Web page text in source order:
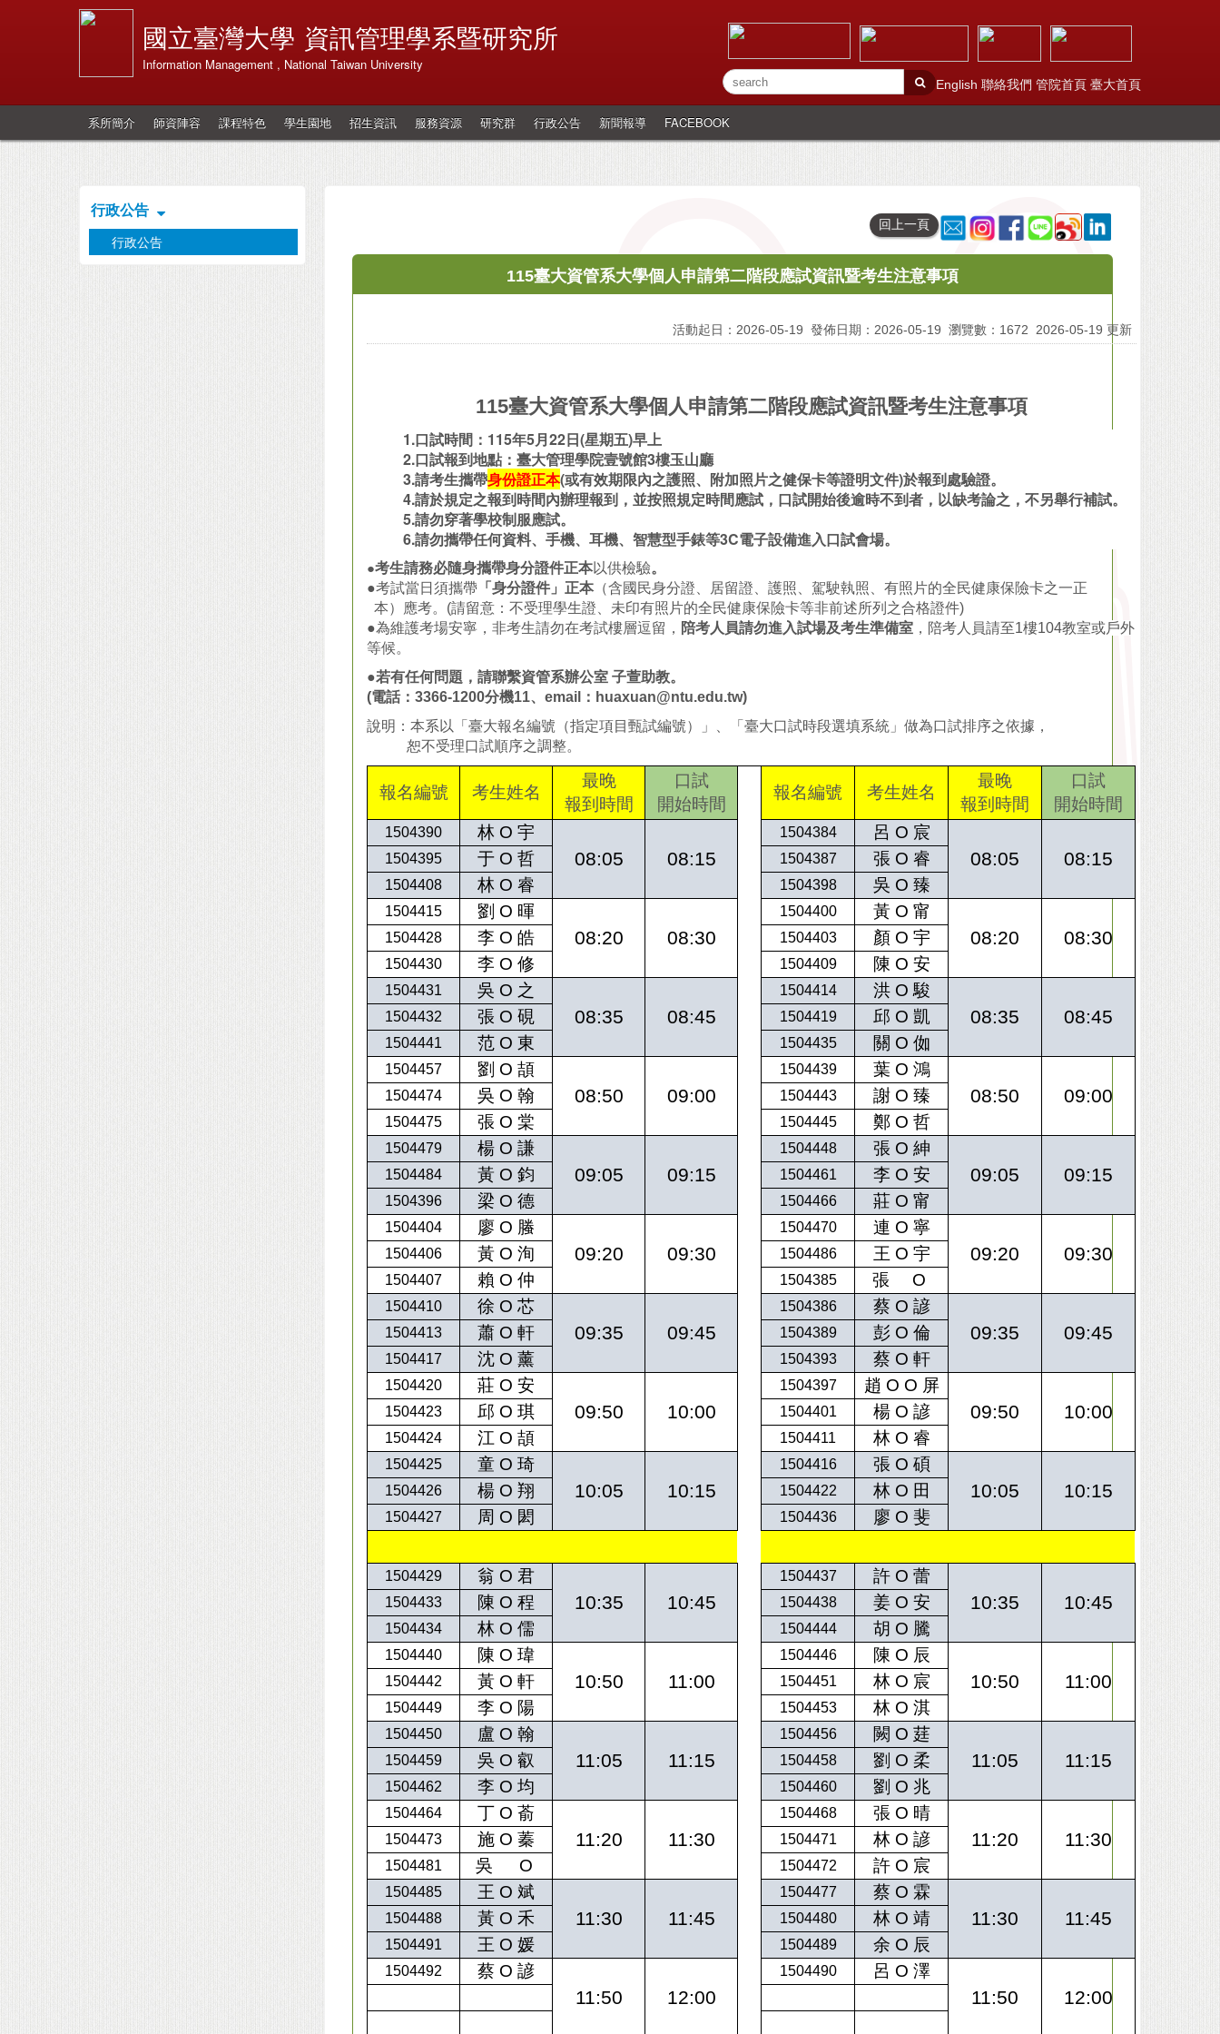
國立臺灣大學 資訊管理學系暨研究所
Information Management , National Taiwan University
English 聯絡我們 管院首頁 臺大首頁
系所簡介 師資陣容 課程特色 學生園地 招生資訊 服務資源 研究群 行政公告 新聞報導 FACEBOOK
行政公告
行政公告
回上一頁
115臺大資管系大學個人申請第二階段應試資訊暨考生注意事項
活動起日：2026-05-19 發佈日期：2026-05-19 瀏覽數：1672 2026-05-19 更新
115臺大資管系大學個人申請第二階段應試資訊暨考生注意事項
1.口試時間：115年5月22日(星期五)早上
2.口試報到地點：臺大管理學院壹號館3樓玉山廳
3.請考生攜帶身份證正本(或有效期限內之護照、附加照片之健保卡等證明文件)於報到處驗證。
4.請於規定之報到時間內辦理報到，並按照規定時間應試，口試開始後逾時不到者，以缺考論之，不另舉行補試。
5.請勿穿著學校制服應試。
6.請勿攜帶任何資料、手機、耳機、智慧型手錶等3C電子設備進入口試會場。
●考生請務必隨身攜帶身分證件正本以供檢驗。
●考試當日須攜帶 「身分證件」正本（含國民身分證、居留證、護照、駕駛執照、有照片的全民健康保險卡之一正
本）應考。(請留意：不受理學生證、未印有照片的全民健康保險卡等非前述所列之合格證件)
●為維護考場安寧，非考生請勿在考試樓層逗留， 陪考人員請勿進入試場及考生準備室 ，陪考人員請至1樓104教室或戶外
等候。
●若有任何問題，請聯繫資管系辦公室 子萱助教。
(電話：3366-1200分機11、email：huaxuan@ntu.edu.tw)
說明：本系以「臺大報名編號（指定項目甄試編號）」、「臺大口試時段選填系統」做為口試排序之依據，
恕不受理口試順序之調整。
報名編號 考生姓名
最晚
報到時間
口試
開始時間
報名編號 考生姓名
最晚
報到時間
口試
開始時間
1504390 林 O 宇
08:05 08:15
1504384 呂 O 宸
08:05 08:15
1504395 于 O 哲 1504387 張 O 睿
1504408 林 O 睿 1504398 吳 O 臻
1504415 劉 O 暉
08:20 08:30
1504400 黃 O 甯
08:20 08:30
1504428 李 O 皓 1504403 顏 O 宇
1504430 李 O 修 1504409 陳 O 安
1504431 吳 O 之
08:35 08:45
1504414 洪 O 駿
08:35 08:45
1504432 張 O 硯 1504419 邱 O 凱
1504441 范 O 東 1504435 關 O 侞
1504457 劉 O 頡
08:50 09:00
1504439 葉 O 鴻
08:50 09:00
1504474 吳 O 翰 1504443 謝 O 臻
1504475 張 O 棠 1504445 鄭 O 哲
1504479 楊 O 謙
09:05 09:15
1504448 張 O 紳
09:05 09:15
1504484 黃 O 鈞 1504461 李 O 安
1504396 梁 O 德 1504466 莊 O 甯
1504404 廖 O 螣
09:20 09:30
1504470 連 O 寧
09:20 09:30
1504406 黃 O 洵 1504486 王 O 宇
1504407 賴 O 仲 1504385 張 O
1504410 徐 O 芯
09:35 09:45
1504386 蔡 O 諺
09:35 09:45
1504413 蕭 O 軒 1504389 彭 O 倫
1504417 沈 O 薰 1504393 蔡 O 軒
1504420 莊 O 安
09:50 10:00
1504397 趙 O O 屏
09:50 10:00
1504423 邱 O 琪 1504401 楊 O 諺
1504424 江 O 頡 1504411 林 O 睿
1504425 童 O 琦
10:05 10:15
1504416 張 O 碩
10:05 10:15
1504426 楊 O 翔 1504422 林 O 田
1504427 周 O 閎 1504436 廖 O 斐
1504429 翁 O 君
10:35 10:45
1504437 許 O 蕾
10:35 10:45
1504433 陳 O 程 1504438 姜 O 安
1504434 林 O 儒 1504444 胡 O 騰
1504440 陳 O 瑋
10:50 11:00
1504446 陳 O 辰
10:50 11:00
1504442 黃 O 軒 1504451 林 O 宸
1504449 李 O 陽 1504453 林 O 淇
1504450 盧 O 翰
11:05 11:15
1504456 闕 O 莛
11:05 11:15
1504459 吳 O 叡 1504458 劉 O 柔
1504462 李 O 均 1504460 劉 O 兆
1504464 丁 O 萮
11:20 11:30
1504468 張 O 晴
11:20 11:30
1504473 施 O 蓁 1504471 林 O 諺
1504481 吳 O 1504472 許 O 宸
1504485 王 O 斌
11:30 11:45
1504477 蔡 O 霖
11:30 11:45
1504488 黃 O 禾 1504480 林 O 靖
1504491 王 O 媛 1504489 余 O 辰
1504492 蔡 O 諺
11:50 12:00
1504490 呂 O 澤
11:50 12:00